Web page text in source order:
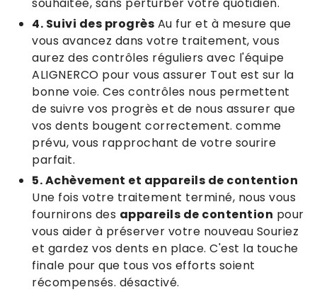
souhaitée, sans perturber votre quotidien.
4. Suivi des progrès Au fur et à mesure que
vous avancez dans votre traitement, vous
aurez des contrôles réguliers avec l'équipe
ALIGNERCO pour vous assurer Tout est sur la
bonne voie. Ces contrôles nous permettent
de suivre vos progrès et de nous assurer que
vos dents bougent correctement. comme
prévu, vous rapprochant de votre sourire
parfait.
5. Achèvement et appareils de contention
Une fois votre traitement terminé, nous vous
fournirons des appareils de contention pour
vous aider à préserver votre nouveau Souriez
et gardez vos dents en place. C'est la touche
finale pour que tous vos efforts soient
récompensés. désactivé.